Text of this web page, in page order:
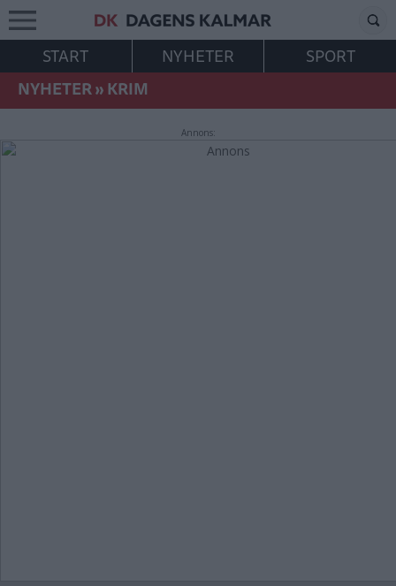
START NYHETER
SPORT
NYHETER»KRIM
Annons: